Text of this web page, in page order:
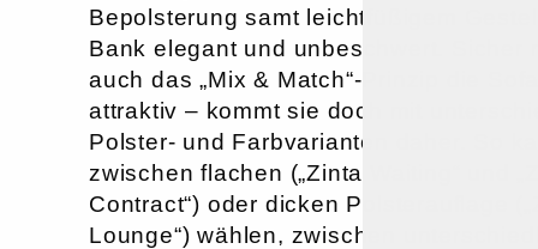
Bepolsterung samt leichtfüßigem
Bank elegant und unbeschwert. Sicher
auch das „Mix & Match“-Prinzip die
attraktiv – kommt sie doch mit
Polster- und Farbvarianten daher. So
zwischen flachen („Zinta Waiting“ und
Contract“) oder dicken Polsterauflage
Lounge“) wählen, zwischen